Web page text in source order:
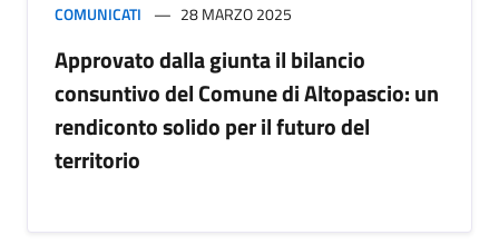
COMUNICATI 28 MARZO 2025
Approvato dalla giunta il bilancio
consuntivo del Comune di Altopascio: un
rendiconto solido per il futuro del
territorio